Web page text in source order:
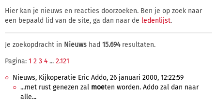
Hier kan je nieuws en reacties doorzoeken. Ben je op zoek naar
een bepaald lid van de site, ga dan naar de ledenlijst.
Je zoekopdracht in Nieuws had 15.694resultaten.
Pagina: 1 2 3 4 ... 2.121
Nieuws, Kijkoperatie Eric Addo, 26 januari 2000, 12:22:59
...met rust genezen zal moeten worden. Addo zal dan naar
alle...